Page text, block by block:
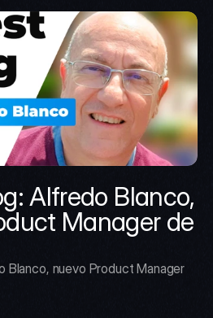
Alfredo Blanco,
Manager de
Blanco, nuevo Product Manager